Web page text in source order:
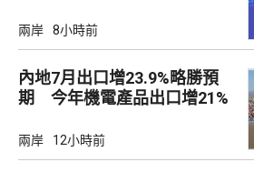
兩岸 8小時前
內地7月出口增23.9%略勝預
期 今年機電產品出口增21%
兩岸 12小時前